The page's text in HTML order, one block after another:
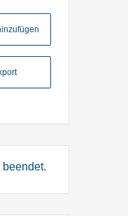
beendet.